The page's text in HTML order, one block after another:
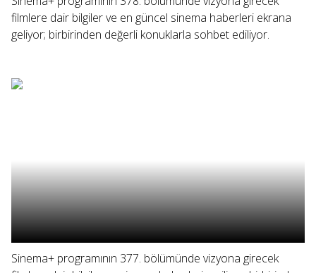
filmlere dair bilgiler ve en güncel sinema haberleri ekrana
geliyor; birbirinden değerli konuklarla sohbet ediliyor.
Sinema+ programının 377. bölümünde vizyona girecek